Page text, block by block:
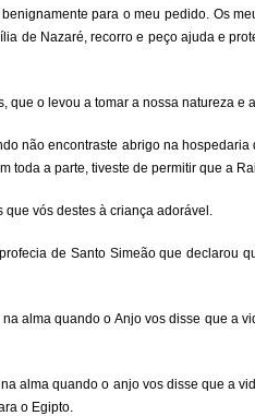
para o meu pedido. Os
de Nazaré, recorro e peço ajuda e
o levou a tomar a nossa natureza e
não encontraste abrigo na
toda a parte, tiveste de permitir que a
que vós destes à criança adorável.
de Santo Simeão que declarou
alma quando o Anjo vos disse que a
alma quando o anjo vos disse que a
o Egipto.